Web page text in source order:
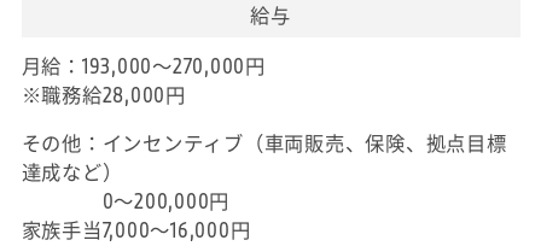
給与
月給：193,000～270,000円
※職務給28,000円
その他：インセンティブ（車両販売、保険、拠点目標
達成など）
0～200,000円
家族手当7,000～16,000円